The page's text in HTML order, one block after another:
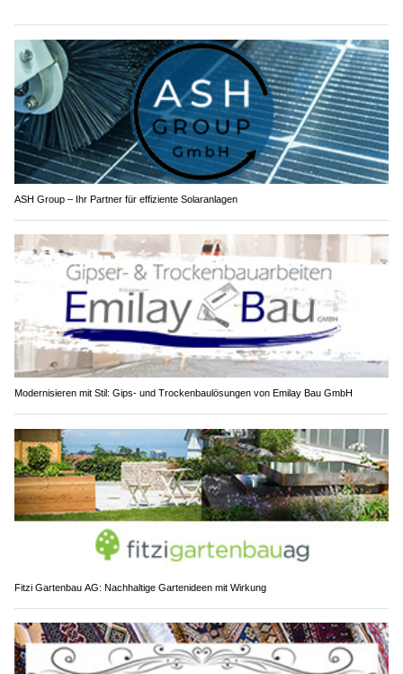
ASH Group – Ihr Partner für effiziente Solaranlagen
Modernisieren mit Stil: Gips- und Trockenbaulösungen von Emilay Bau GmbH
Fitzi Gartenbau AG: Nachhaltige Gartenideen mit Wirkung